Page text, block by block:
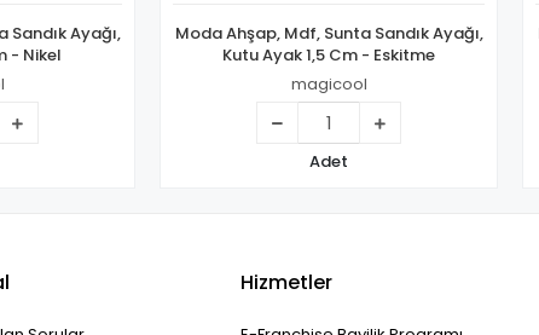
Ayağı,
- Nikel
Moda Ahşap, Mdf, Sunta Sandık Ayağı,
Kutu Ayak 1,5 Cm - Eskitme
magicool
Adet
Hizmetler